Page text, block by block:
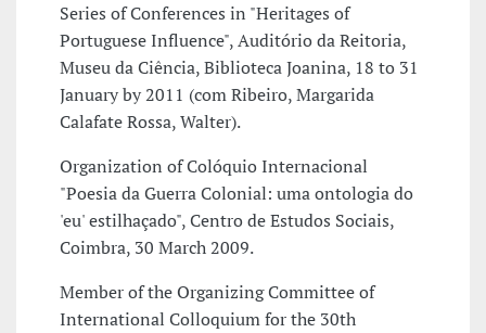
Series of Conferences in "Heritages of
Portuguese Influence", Auditório da Reitoria,
Museu da Ciência, Biblioteca Joanina, 18 to 31
January by 2011 (com Ribeiro, Margarida
Calafate Rossa, Walter).
Organization of Colóquio Internacional
"Poesia da Guerra Colonial: uma ontologia do
'eu' estilhaçado", Centro de Estudos Sociais,
Coimbra, 30 March 2009.
Member of the Organizing Committee of
International Colloquium for the 30th